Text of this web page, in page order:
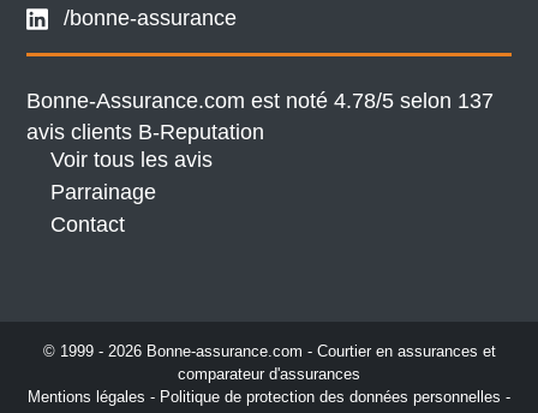
/bonne-assurance
Bonne-Assurance.com est noté 4.78/5 selon 137
avis clients B-Reputation
Voir tous les avis
Parrainage
Contact
© 1999 - 2026 Bonne-assurance.com - Courtier en assurances et
comparateur d'assurances
Mentions légales - Politique de protection des données personnelles -